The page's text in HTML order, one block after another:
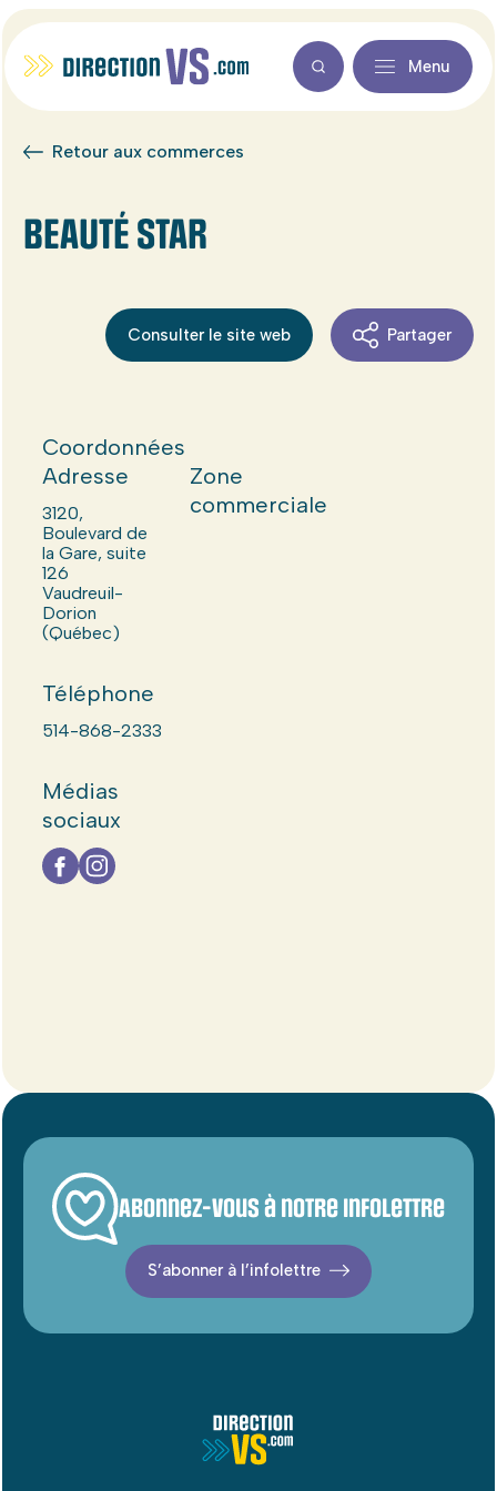
Menu
Retour aux commerces
BEAUTÉ STAR
Consulter le site web Partager
Coordonnées
Adresse
3120,
Boulevard de
la Gare, suite
126
Vaudreuil-
Dorion
(Québec)
Téléphone
514-868-2333
Médias
sociaux
Zone
commerciale
Abonnez-vous à notre infolettre
S’abonner à l’infolettre